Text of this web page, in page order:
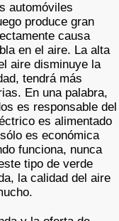
automóviles
produce gran
causa
en el aire. La alta
aire disminuye la
tendrá más
En una palabra,
es responsable del
es alimentado
es económica
funciona, nunca
tipo de verde
la calidad del aire